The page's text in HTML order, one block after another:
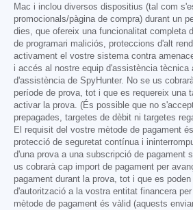
Mac i inclou diversos dispositius (tal com
promocionals/pàgina de compra) durant un
dies, que ofereix una funcionalitat completa
de programari maliciós, proteccions d'alt
activament el vostre sistema contra
i accés al nostre equip d'assistència tècnica
d'assistència de SpyHunter. No se us
període de prova, tot i que es requereix una
activar la prova. (És possible que no
prepagades, targetes de dèbit ni targetes
El requisit del vostre mètode de pagament
protecció de seguretat contínua i
d'una prova a una subscripció de pagament
us cobrarà cap import de pagament per
pagament durant la prova, tot i que es
d'autorització a la vostra entitat financera
mètode de pagament és vàlid (aquests